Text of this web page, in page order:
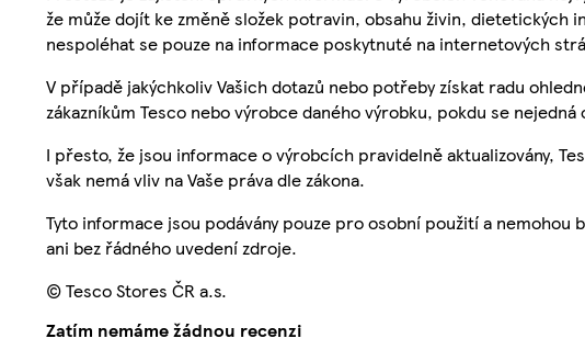
že může dojít ke změně složek potravin, obsahu živin,
nespoléhat se pouze na informace poskytnuté na internetových
V případě jakýchkoliv Vašich dotazů nebo potřeby získat radu
zákazníkům Tesco nebo výrobce daného výrobku, pokdu se nejedná
I přesto, že jsou informace o výrobcích pravidelně aktualizovány,
však nemá vliv na Vaše práva dle zákona.
Tyto informace jsou podávány pouze pro osobní použití a
ani bez řádného uvedení zdroje.
© Tesco Stores ČR a.s.
Zatím nemáme žádnou recenzi